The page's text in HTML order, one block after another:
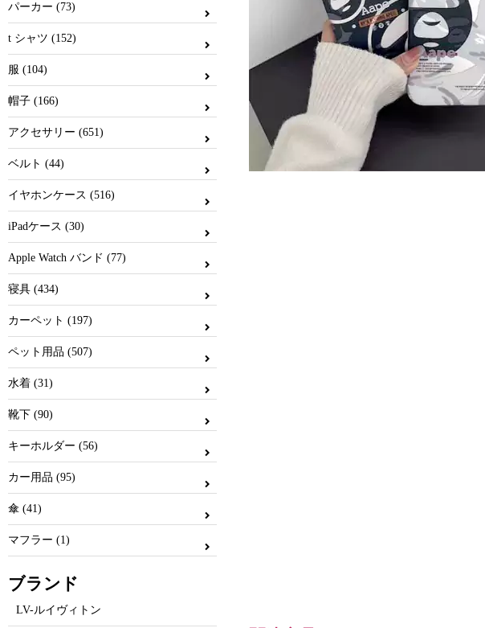
パーカー (73)
t シャツ (152)
服 (104)
帽子 (166)
アクセサリー (651)
ベルト (44)
イヤホンケース (516)
iPadケース (30)
Apple Watch バンド (77)
寝具 (434)
カーペット (197)
ペット用品 (507)
水着 (31)
靴下 (90)
キーホルダー (56)
カー用品 (95)
傘 (41)
マフラー (1)
ブランド
LV-ルイヴィトン